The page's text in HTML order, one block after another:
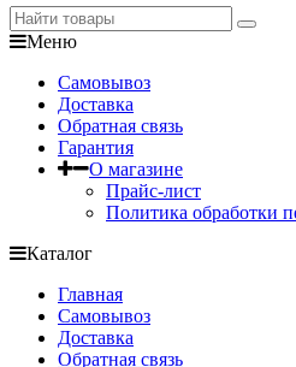
Меню
Самовывоз
Доставка
Обратная связь
Гарантия
О магазине
Прайс-лист
Политика обработки
Каталог
Главная
Самовывоз
Доставка
Обратная связь